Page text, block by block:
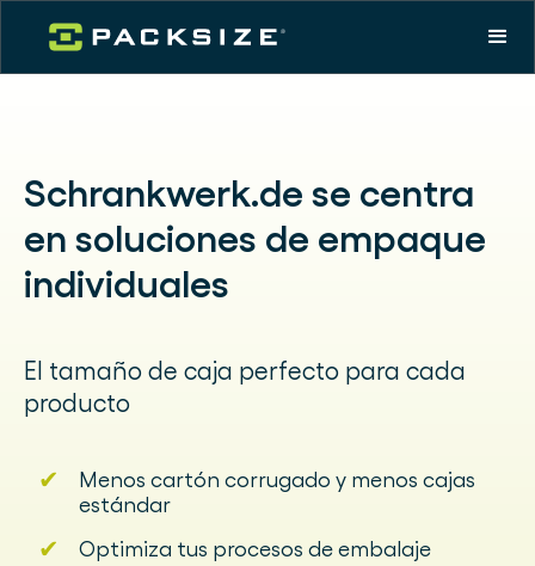
Schrankwerk.de se centra
en soluciones de empaque
individuales
El tamaño de caja perfecto para cada
producto
✔
Menos cartón corrugado y menos cajas
estándar
✔ Optimiza tus procesos de embalaje